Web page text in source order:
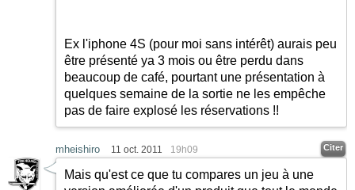
Ex l'iphone 4S (pour moi sans intérêt) aurais peu
être présenté ya 3 mois ou être perdu dans
beaucoup de café, pourtant une présentation à
quelques semaine de la sortie ne les empêche
pas de faire explosé les réservations !!
mheishiro 11 oct. 2011 19h09 Citer
Mais qu'est ce que tu compares un jeu à une